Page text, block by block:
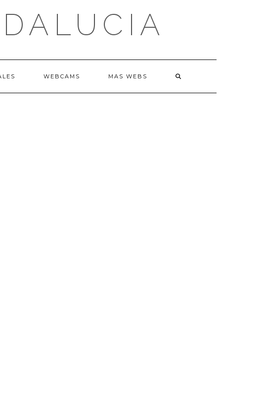
WEBCAMS MAS WEBS